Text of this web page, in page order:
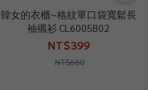
韓女的衣櫃~格紋單口袋寬鬆長
袖襯衫 CL6005B02
NT$399
NT$680